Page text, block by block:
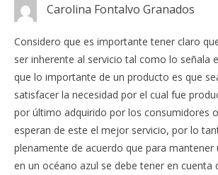
Carolina Fontalvo Granados
Considero que es importante tener claro
ser inherente al servicio tal como lo señala
que lo importante de un producto es que
satisfacer la necesidad por el cual fue
por último adquirido por los consumidores
esperan de este el mejor servicio, por lo
plenamente de acuerdo que para mantener
en un océano azul se debe tener en cuenta